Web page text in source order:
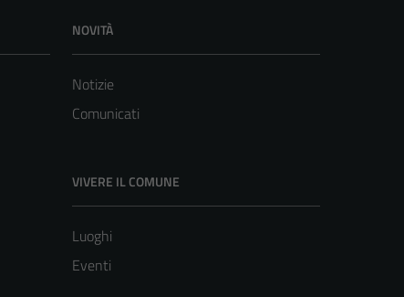
NOVITÀ
Notizie
Comunicati
VIVERE IL COMUNE
Luoghi
Eventi